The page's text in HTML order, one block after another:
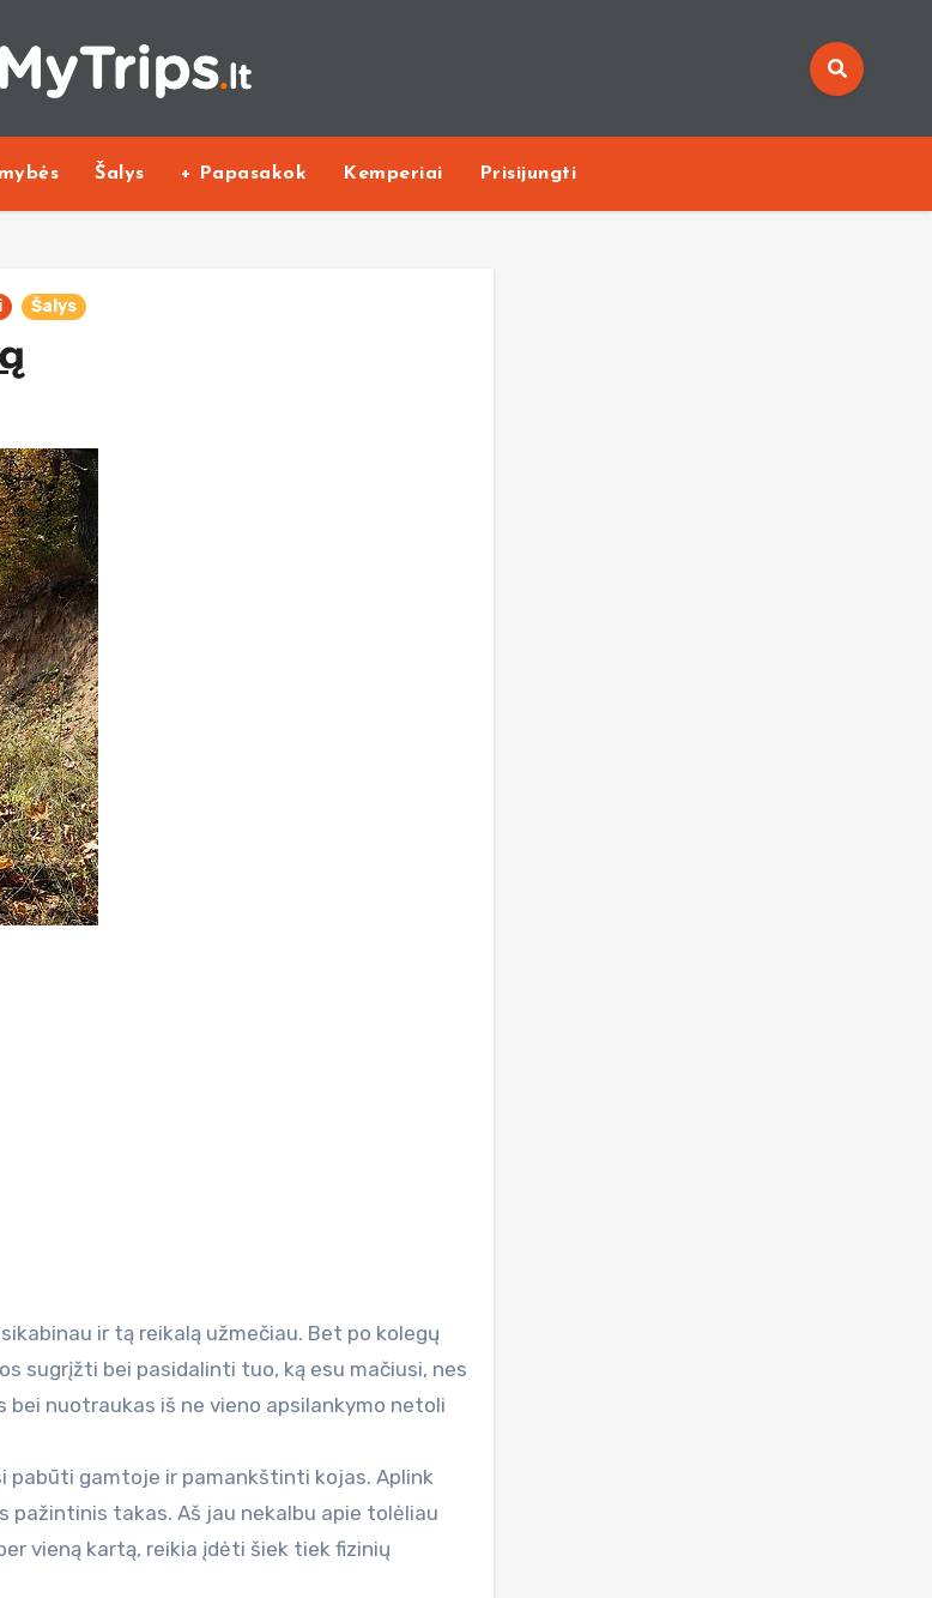
Šalys + Papasakok Kemperiai Prisijungti
Šalys
sugrįžti bei pasidalinti tuo, ką esu mačiusi, nes
bei nuotraukas iš ne vieno apsilankymo netoli
pabūti gamtoje ir pamankštinti kojas. Aplink
pažintinis takas. Aš jau nekalbu apie tolėliau
vieną kartą, reikia įdėti šiek tiek fizinių